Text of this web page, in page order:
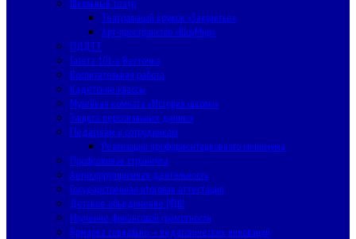
Школьный театр
Театральный кружок «Закулисье»
Арт-пространство «ШоуМир»
ПДДТТ
Газета 101-я Весточка
Воспитательная работа
Кадетские классы
Музейная комната «История школы»
Защита персональных данных
Педагогам и сотрудникам
Реализация профориентационного минимума
Профсоюзная страничка
Антикоррупционная деятельность
Государственная итоговая аттестация
Детское объединение РДШ
Изучение финансовой грамотности
Ярмарка социально — педагогических инноваций